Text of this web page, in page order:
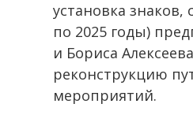
установка
по 2025 годы)
и Бориса
реконструкцию
мероприятий.